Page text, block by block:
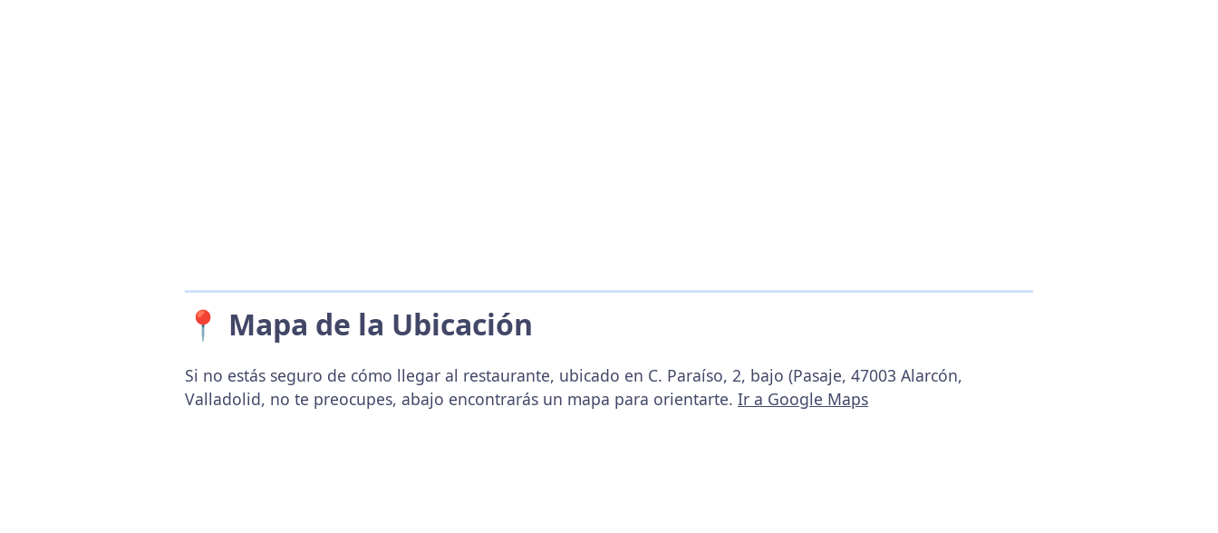
📍 Mapa de la Ubicación
Si no estás seguro de cómo llegar al restaurante, ubicado en C. Paraíso, 2, bajo (Pasaje, 47003 Alarcón,
Valladolid, no te preocupes, abajo encontrarás un mapa para orientarte. Ir a Google Maps